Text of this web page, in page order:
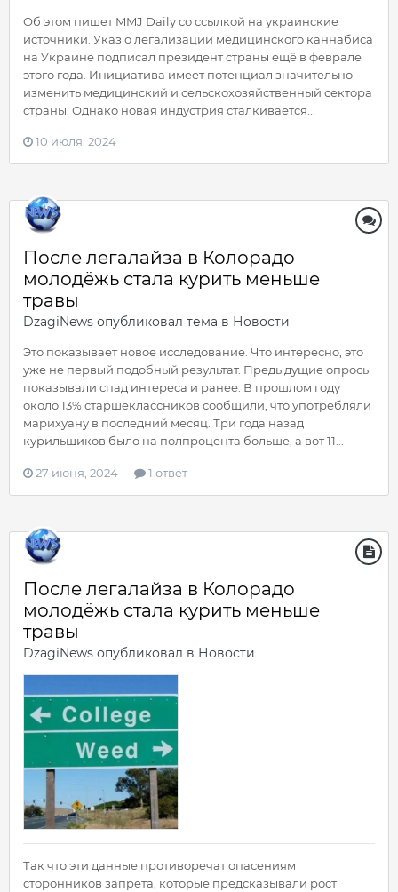
Об этом пишет MMJ Daily со ссылкой на украинские
источники. Указ о легализации медицинского каннабиса
на Украине подписал президент страны ещё в феврале
этого года. Инициатива имеет потенциал значительно
изменить медицинский и сельскохозяйственный сектора
страны. Однако новая индустрия сталкивается...
10 июля, 2024
После легалайза в Колорадо
молодёжь стала курить меньше
травы
DzagiNews опубликовал тема в Новости
Это показывает новое исследование. Что интересно, это
уже не первый подобный результат. Предыдущие опросы
показывали спад интереса и ранее. В прошлом году
около 13% старшеклассников сообщили, что употребляли
марихуану в последний месяц. Три года назад
курильщиков было на полпроцента больше, а вот 11...
27 июня, 2024 1 ответ
После легалайза в Колорадо
молодёжь стала курить меньше
травы
DzagiNews опубликовал в Новости
Так что эти данные противоречат опасениям
сторонников запрета, которые предсказывали рост